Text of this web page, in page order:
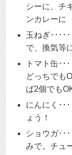
シーに、チ
ンカレーに
玉ねぎ････
で、換気等
トマト缶･･
どっちでも
ば2個でも
にんにく･･
ょう！
ショウガ･･
みで。チュ